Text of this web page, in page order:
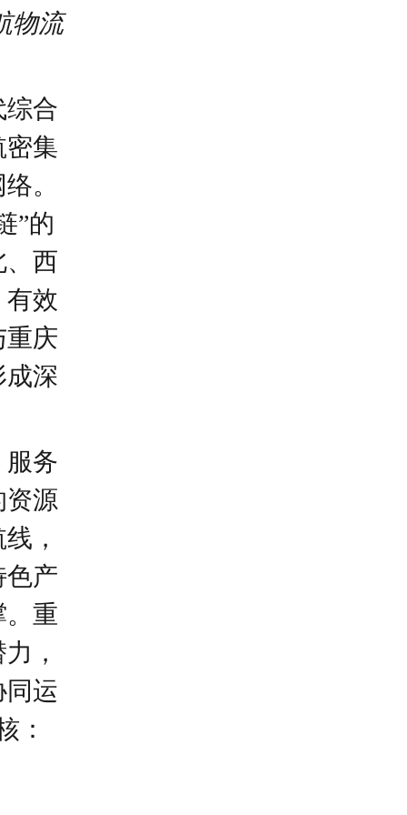
物流
综合
密集
。
”的
、西
有效
重庆
成深
服务
资源
，
色产
。重
，
同运
：